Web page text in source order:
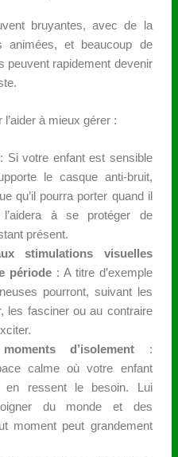
bruyantes, avec de la
animées, et beaucoup de
peuvent rapidement devenir
à mieux gérer :
Si votre enfant est sensible
le casque anti-bruit,
qu’il pourra porter quand il
à se protéger de
présent.
stimulations visuelles
période : A titre d’exemple
pourront, suivant les
les fasciner ou au contraire
d’isolement :
calme où votre enfant
en ressent le besoin. Lui
du monde et des
moment peut grandement